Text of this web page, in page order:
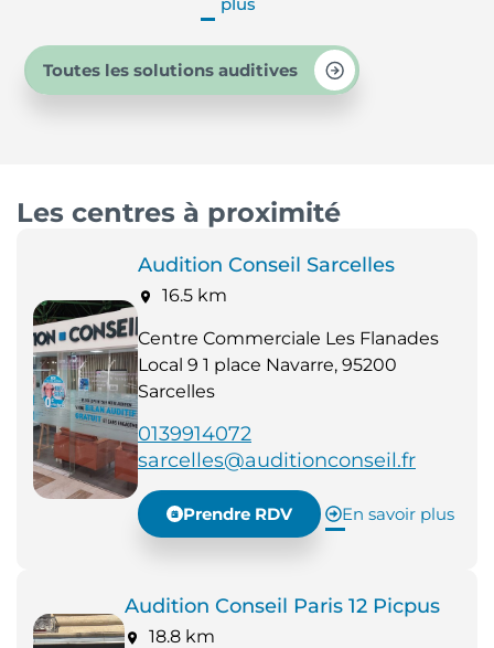
plus
Toutes les solutions auditives
Les centres à proximité
Audition Conseil Sarcelles
16.5 km
Centre Commerciale Les Flanades
Local 9 1 place Navarre, 95200
Sarcelles
0139914072
sarcelles@auditionconseil.fr
Prendre RDV En savoir plus
Audition Conseil Paris 12 Picpus
18.8 km